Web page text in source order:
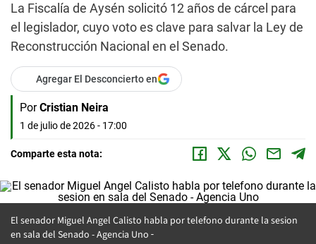
La Fiscalía de Aysén solicitó 12 años de cárcel para
el legislador, cuyo voto es clave para salvar la Ley de
Reconstrucción Nacional en el Senado.
Agregar El Desconcierto en
Por Cristian Neira
1 de julio de 2026 - 17:00
Comparte esta nota:
El senador Miguel Angel Calisto habla por telefono durante la sesion
en sala del Senado -Agencia Uno